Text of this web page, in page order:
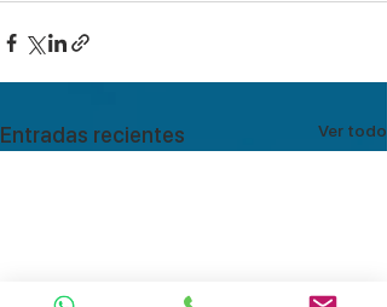
Entradas recientes Ver todo